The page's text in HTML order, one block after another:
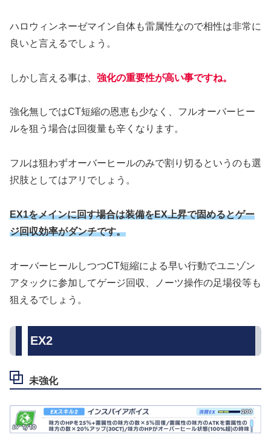
ハロウィンネーゼマイン自体も雷属性なので相性は非常に
良いと言えるでしょう。
しかし言える事は、 強化の重要性が高い事ですね。
強化無しではCT短縮の恩恵も少なく、フルオーバーヒー
ルを狙う場合は回復量も辛くなります。
フルは狙わずオーバーヒールのみで割り切るというのも選
択肢としてはアリでしょう。
EX1をメインに回す場合は装備をEX上昇で固めるとゲー
ジ回収効率がダンチです。
オーバーヒールしつつCT短縮による早い行動でユニゾン
アタックに参加してゲージ回収、ノーツ操作の足場役等も
狙えるでしょう。
EX2
未強化